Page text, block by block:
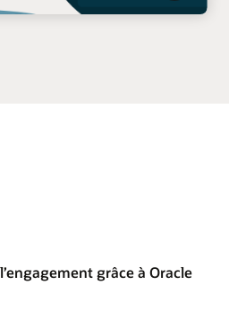
grâce à Oracle